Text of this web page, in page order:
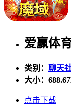
爱赢体
类别： 聊天
大小：
点击下载